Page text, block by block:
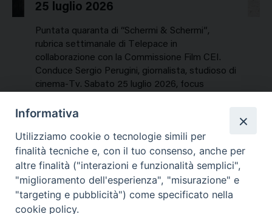
25 luglio 2026
Puntata quaranta di “Schermi & Schermi”,
rubrica settimanale di Telepace in
collaborazione con la Commissione Film CEI.
Conduce Sergio Perugini, giornalista, studioso di
cinema-Tv. Sabato 25 luglio 2026, focus
NEWS, PERCORSI TEMATICI
Mercoledì 29 Luglio 2026
Informativa
Utilizziamo cookie o tecnologie simili per
finalità tecniche e, con il tuo consenso, anche per
altre finalità ("interazioni e funzionalità semplici",
"miglioramento dell'esperienza", "misurazione" e
"targeting e pubblicità") come specificato nella
cookie policy.